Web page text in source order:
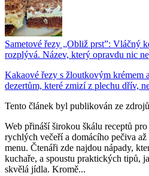
Sametové řezy „Obliž prst”: Vláčný
rozplývá. Název, který opravdu nic
Kakaové řezy s žloutkovým krémem
dezertům, které zmizí z plechu dřív,
Tento článek byl publikován ze zdrojů
Web přináší širokou škálu receptů
rychlých večeří a domácího pečiva
menu. Čtenáři zde najdou nápady,
kuchaře, a spoustu praktických tipů,
skvělá jídla. Kromě...